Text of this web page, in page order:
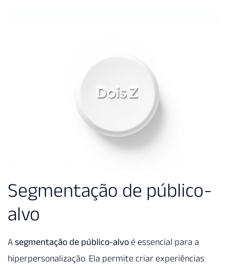
Segmentação de público-
alvo
A segmentação de público-alvo é essencial para a
hiperpersonalização. Ela permite criar experiências